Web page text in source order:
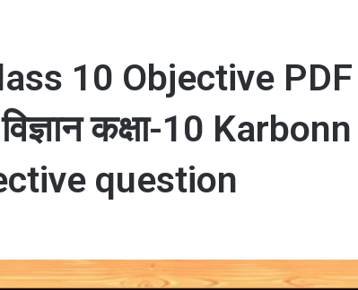
10 Objective PDF
कक्षा-10 Karbonn
question